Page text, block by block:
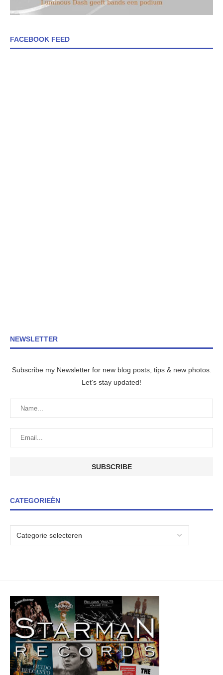
FACEBOOK FEED
NEWSLETTER
Subscribe my Newsletter for new blog posts, tips & new photos.
Let's stay updated!
CATEGORIEËN